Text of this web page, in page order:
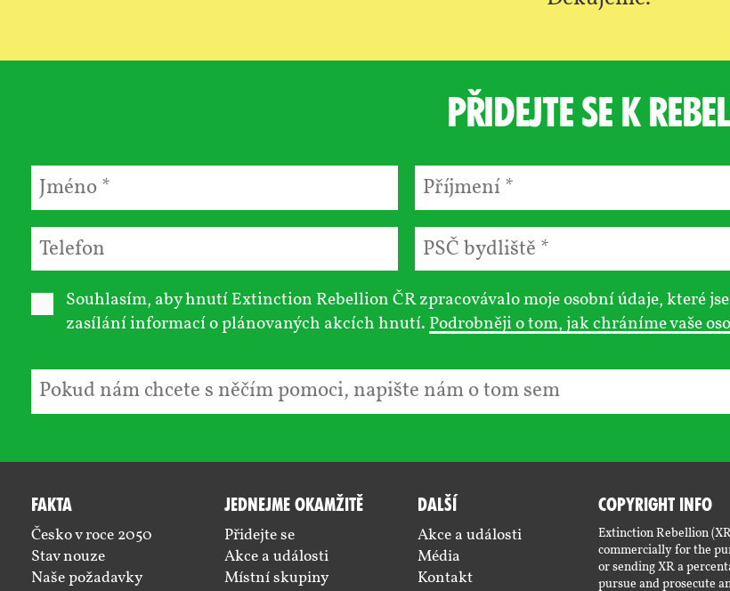
Přidejte se k
Souhlasím, aby hnutí Extinction Rebellion ČR zpracovávalo moje osobní údaje, které
zasílání informací o plánovaných akcích hnutí. Podrobněji o tom, jak chráníme vaše
Fakta
Česko v roce 2050
Stav nouze
Naše požadavky
Jednejme okamžitě
Přidejte se
Akce a události
Místní skupiny
Další
Akce a události
Média
Kontakt
Copyright Info
Extinction Rebellion
commercially for the
or sending XR a
pursue and prosecute